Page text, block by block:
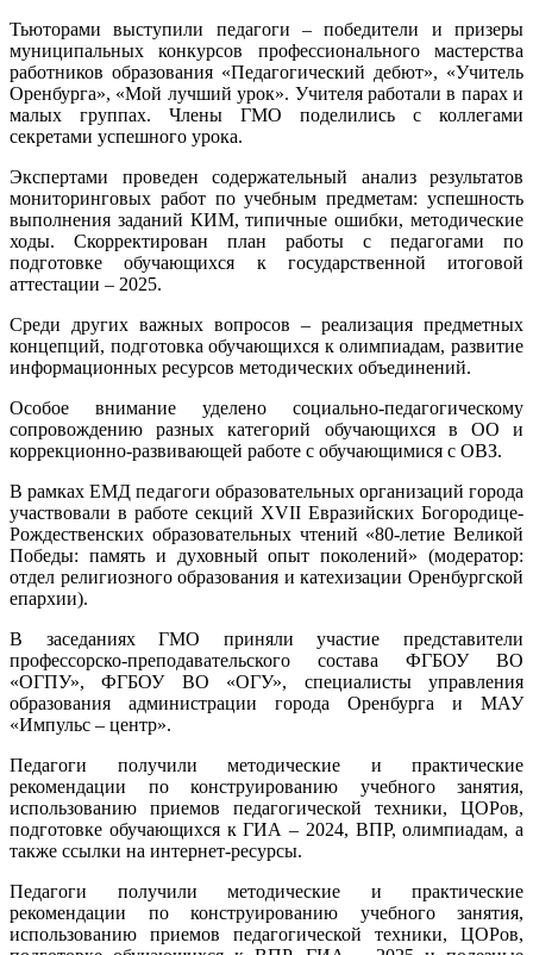
Тьюторами выступили педагоги – победители и призеры
муниципальных конкурсов профессионального мастерства
работников образования «Педагогический дебют», «Учитель
Оренбурга», «Мой лучший урок». Учителя работали в парах и
малых группах. Члены ГМО поделились с коллегами
секретами успешного урока.
Экспертами проведен содержательный анализ результатов
мониторинговых работ по учебным предметам: успешность
выполнения заданий КИМ, типичные ошибки, методические
ходы. Скорректирован план работы с педагогами по
подготовке обучающихся к государственной итоговой
аттестации – 2025.
Среди других важных вопросов – реализация предметных
концепций, подготовка обучающихся к олимпиадам, развитие
информационных ресурсов методических объединений.
Особое внимание уделено социально-педагогическому
сопровождению разных категорий обучающихся в ОО и
коррекционно-развивающей работе с обучающимися с ОВЗ.
В рамках ЕМД педагоги образовательных организаций города
участвовали в работе секций XVII Евразийских Богородице-
Рождественских образовательных чтений «80-летие Великой
Победы: память и духовный опыт поколений» (модератор:
отдел религиозного образования и катехизации Оренбургской
епархии).
В заседаниях ГМО приняли участие представители
профессорско-преподавательского состава ФГБОУ ВО
«ОГПУ», ФГБОУ ВО «ОГУ», специалисты управления
образования администрации города Оренбурга и МАУ
«Импульс – центр».
Педагоги получили методические и практические
рекомендации по конструированию учебного занятия,
использованию приемов педагогической техники, ЦОРов,
подготовке обучающихся к ГИА – 2024, ВПР, олимпиадам, а
также ссылки на интернет-ресурсы.
Педагоги получили методические и практические
рекомендации по конструированию учебного занятия,
использованию приемов педагогической техники, ЦОРов,